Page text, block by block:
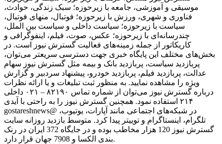
موسیقی و آموزشی، جامعه با زیرحوزه؛ سبک زندگی، حوادث،
فناوری و شهری، ورزش با زیرحوزه؛ فوتبال، منهای فوتبال،
سیاست با زیرحوزه؛ سیاست داخلی و سیاست بین الملل،
چندرسانه‌ای با زیرحوزه؛ عکس، صوت، فیلم، اینفوگرافی و
کاریکاتور از جمله زمینه‌های فعالیت گسترش نیوز است. در
بخش‌های مختلف این پایگاه خبری جهت دسترسی سریعتر می‌توان،
پربازدید سیاست، پربازدید بانک و بیمه مثل گسترش نیوز سهام
عدالت، پربازدید فیلم، پربازدید خودرو، پیشنهاد سردبیر و گزارش
ویژه را مشاهده نمایید. به منظور ثبت تبلیغات و یا ارائه نظرات
درباره گسترش نیوز می‌توان از شماره تماس ۸۲۱۹۰ – ۰۲۱ داخلی
۲۱۴ استفاده نمود. همچنین گسترش نیوز را به راحتی با آیدی
gostareshnews@ در شبکه‌های اجتماعی مانند آپارات، یوتیوب،
تلگرام، اینستاگرام و توییتر پیدا کرد. متوسط بازدید روزانه سایت
گسترش نیوز 120 هزار مخاطب بوده و در جایگاه 372 ایران در رنک
بندی الکسا و 7908 جهان قرار دارد.